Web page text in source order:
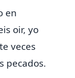
en
oir, yo
veces
pecados.